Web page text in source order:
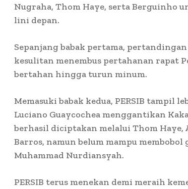
Nugraha, Thom Haye, serta Berguinho
lini depan.
Sepanjang babak pertama,
kesulitan menembus pertahanan rapat
bertahan hingga turun minum.
Memasuki babak kedua, PERSIB tampil
Luciano Guaycochea menggantikan
berhasil diciptakan melalui Thom
Barros, namun belum mampu
Muhammad Nurdiansyah.
PERSIB terus menekan demi meraih